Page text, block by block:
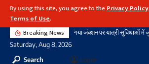
By using this site, you agree to thePrivacy Policy
Terms of Use.
Breaking News
Saturday, Aug 8, 2026
Search
Login